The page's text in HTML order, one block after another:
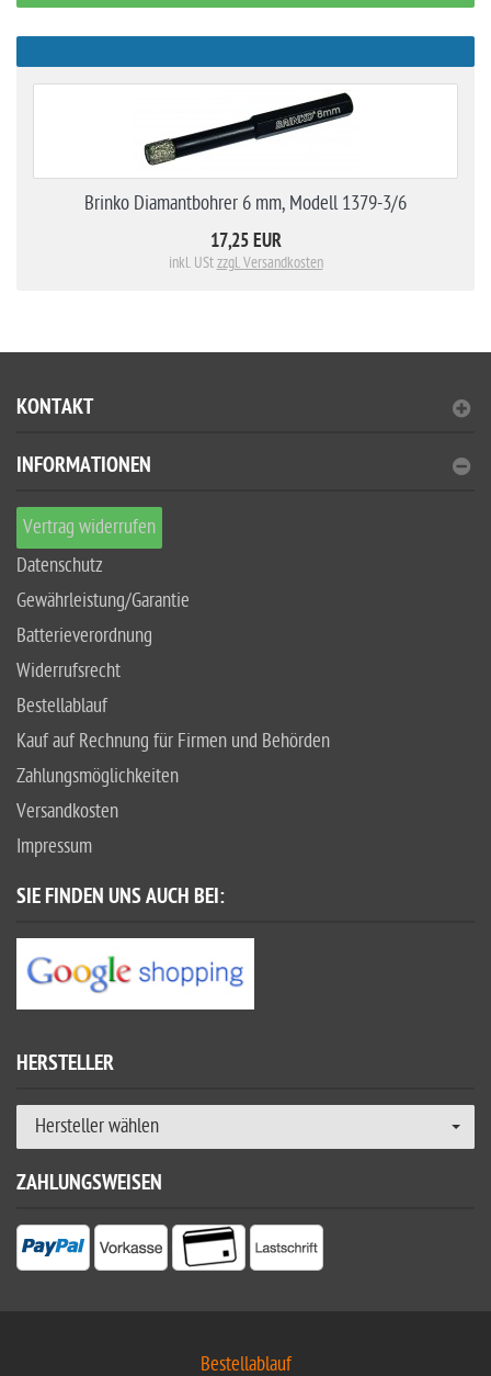
Brinko Diamantbohrer 6 mm, Modell 1379-3/6
17,25 EUR
inkl. UStzzgl. Versandkosten
KONTAKT
INFORMATIONEN
Vertrag widerrufen
Datenschutz
Gewährleistung/Garantie
Batterieverordnung
Widerrufsrecht
Bestellablauf
Kauf auf Rechnung für Firmen und Behörden
Zahlungsmöglichkeiten
Versandkosten
Impressum
SIE FINDEN UNS AUCH BEI:
HERSTELLER
Hersteller wählen
ZAHLUNGSWEISEN
Bestellablauf